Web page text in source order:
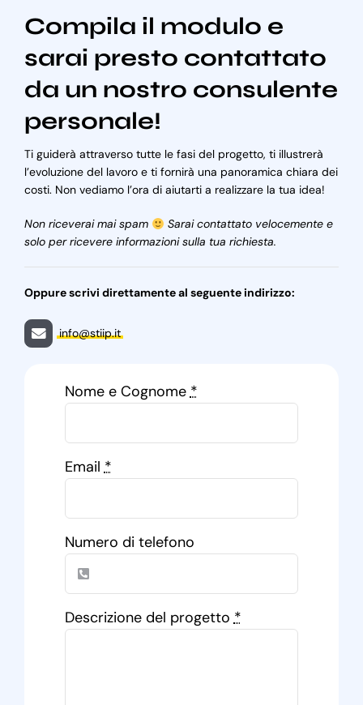
Compila il modulo e
sarai presto contattato
da un nostro consulente
personale!
Ti guiderà attraverso tutte le fasi del progetto, ti illustrerà
l’evoluzione del lavoro e ti fornirà una panoramica chiara dei
costi. Non vediamo l’ora di aiutarti a realizzare la tua idea!
Non riceverai mai spam
Sarai contattato velocemente e
solo per ricevere informazioni sulla tua richiesta.
Oppure scrivi direttamente al seguente indirizzo:
info@stiip.it
Nome e Cognome*
Email*
Numero di telefono
Descrizione del progetto*